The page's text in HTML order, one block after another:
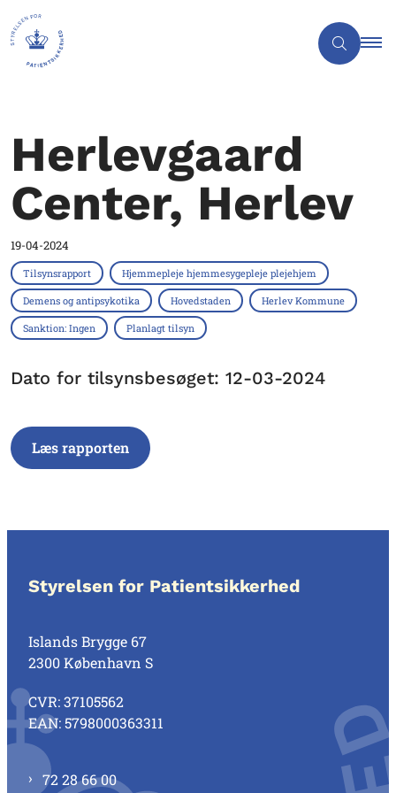
Herlevgaard
Center, Herlev
19-04-2024
Tilsynsrapport Hjemmepleje hjemmesygepleje plejehjem
Demens og antipsykotika Hovedstaden Herlev Kommune
Sanktion: Ingen Planlagt tilsyn
Dato for tilsynsbesøget: 12-03-2024
Læs rapporten
Styrelsen for Patientsikkerhed
Islands Brygge 67
2300 København S
CVR: 37105562
EAN: 5798000363311
72 28 66 00